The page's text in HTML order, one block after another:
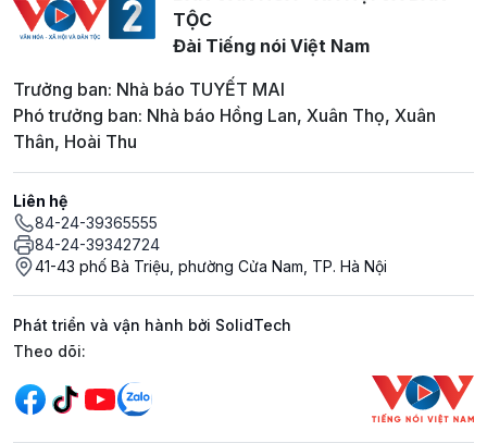
TỘC
Đài Tiếng nói Việt Nam
Trưởng ban: Nhà báo TUYẾT MAI
Phó trưởng ban: Nhà báo Hồng Lan, Xuân Thọ, Xuân
Thân, Hoài Thu
Liên hệ
84-24-39365555
84-24-39342724
41-43 phố Bà Triệu, phường Cửa Nam, TP. Hà Nội
Phát triển và vận hành bởi SolidTech
Mạng xã hội
Theo dõi: